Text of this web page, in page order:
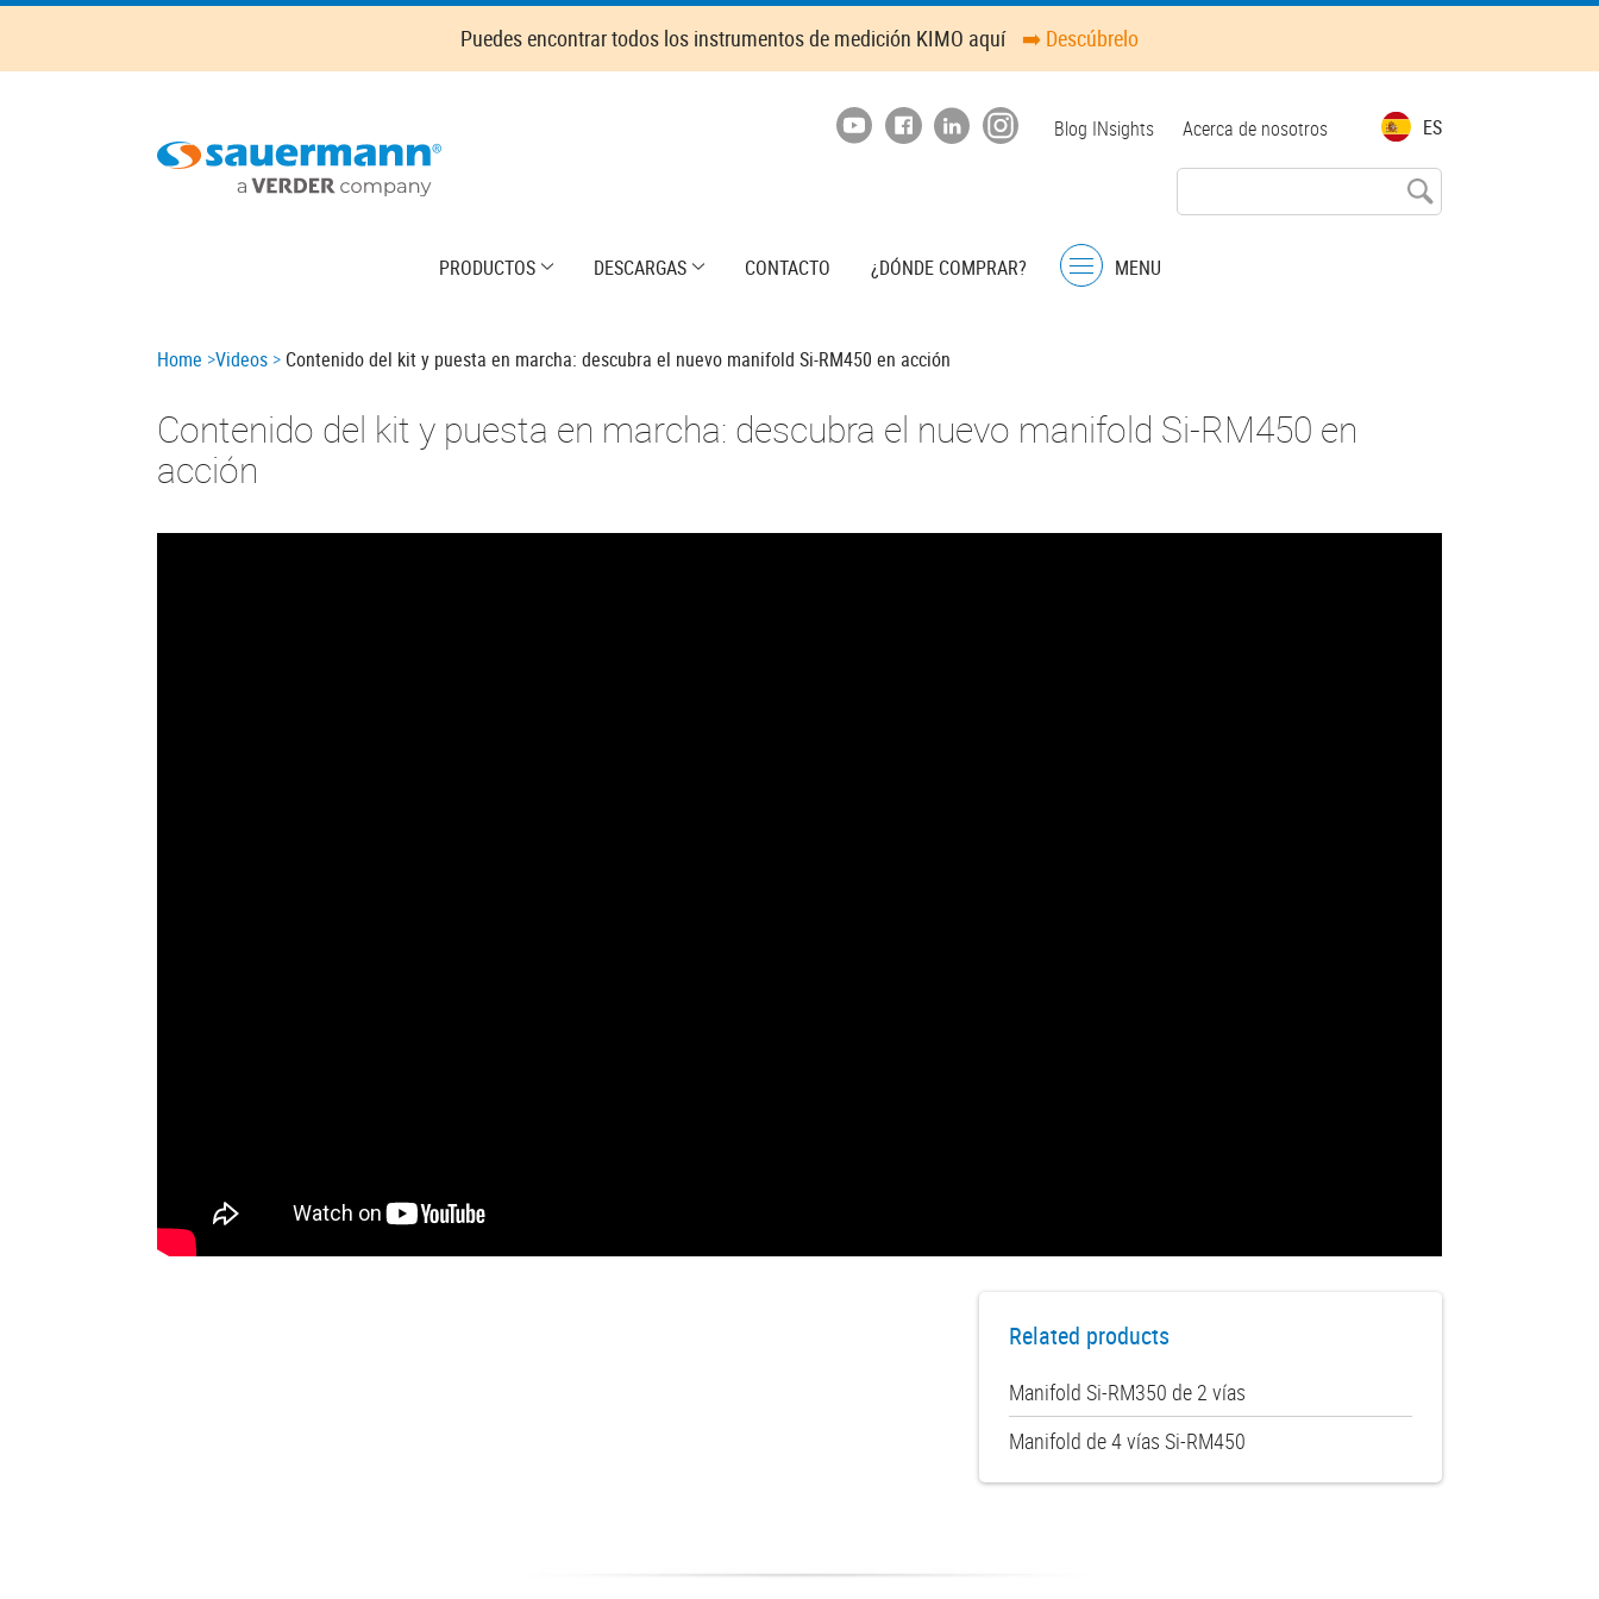
Skip
main
Puedes encontrar todos los instrumentos de medición KIMO aquí ➡️ Descúbrelo
ES
Top
Blog INsights Acerca de nosotros
PRODUCTOS DESCARGAS CONTACTO
¿DÓNDE COMPRAR?
Menu
MENU
Breadcrumb
Home Videos Contenido del kit y puesta en marcha: descubra el nuevo manifold Si-RM450 en acción
Contenido del kit y puesta en marcha: descubra el nuevo manifold Si-RM450 en
acción
Related products
Manifold Si-RM350 de 2 vías
Manifold de 4 vías Si-RM450